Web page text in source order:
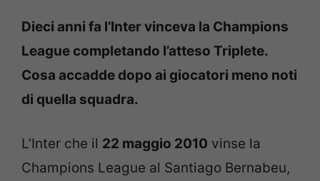
Dieci anni fa l’Inter vinceva la Champions
League completando l’atteso Triplete.
Cosa accadde dopo ai giocatori meno noti
di quella squadra.
L’Inter che il 22 maggio 2010 vinse la
Champions League al Santiago Bernabeu,